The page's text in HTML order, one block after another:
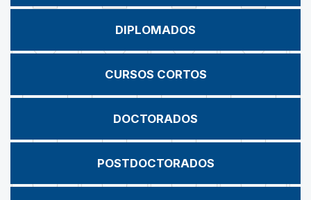
DIPLOMADOS
CURSOS CORTOS
DOCTORADOS
POSTDOCTORADOS